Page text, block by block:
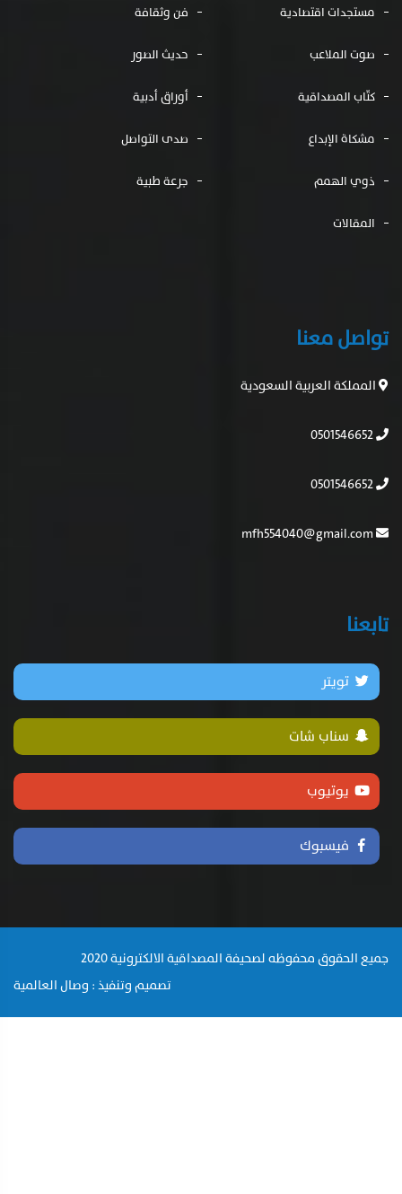
مستجدات اقتصادية فن وثقافة
صوت الملاعب حديث الصور
كتّاب المصداقية أوراق أدبية
مشكاة الإبداع صدى التواصل
ذوي الهمم جرعة طبية
المقالات
تواصل معنا
المملكة العربية السعودية
تابعنا
تويتر
سناب شات
يوتيوب
فيسبوك
جميع الحقوق محفوظه لصحيفة المصداقية الالكترونية 2020
تصميم وتنفيذ : وصال العالمية